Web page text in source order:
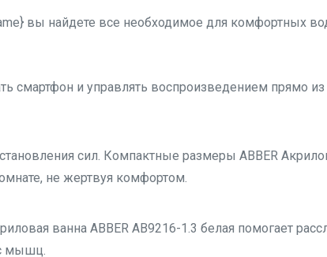
вы найдете все необходимое для комфортных
смартфон и управлять воспроизведением прямо
сил. Компактные размеры ABBER
не жертвуя комфортом.
ванна ABBER AB9216-1.3 белая помогает
мышц.